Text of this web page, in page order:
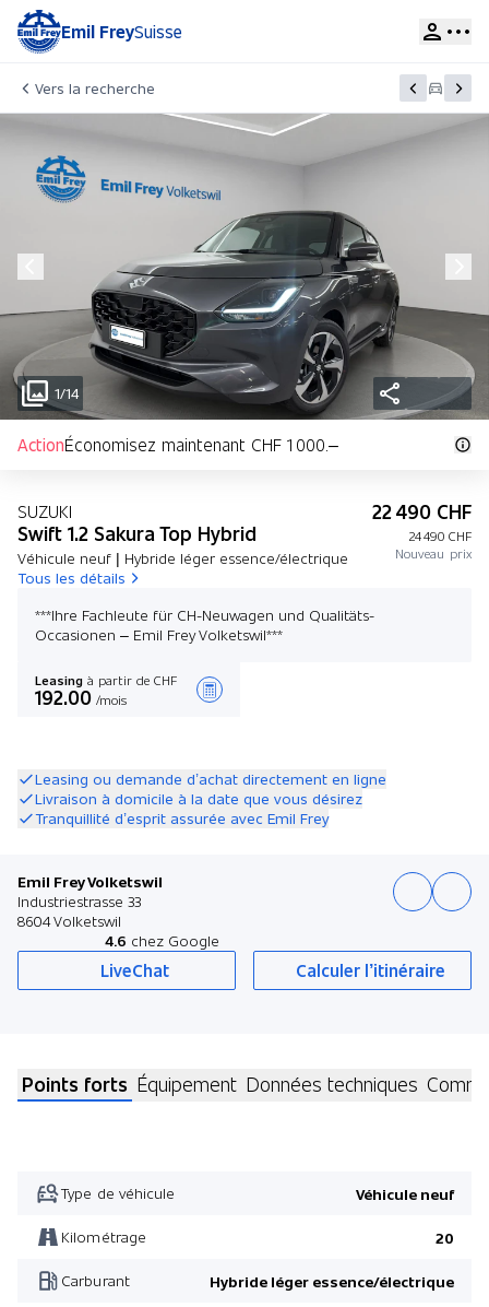
Emil FreySuisse
Vers la recherche
1/14
ActionÉconomisez maintenant CHF 1 000.–
SUZUKI
Swift 1.2 Sakura Top Hybrid
Véhicule neuf | Hybride léger essence/électrique
Tous les détails
22 490 CHF
24 490 CHF
Nouveau prix
***Ihre Fachleute für CH-Neuwagen und Qualitäts-
Occasionen – Emil Frey Volketswil***
Leasing à partir de CHF
192.00 /mois
Leasing ou demande d’achat directement en ligne
Livraison à domicile à la date que vous désirez
Tranquillité d’esprit assurée avec Emil Frey
Emil Frey Volketswil
Industriestrasse 33
8604 Volketswil
4.6 chez Google
LiveChat Calculer l’itinéraire
Points forts Équipement Données techniques
Type de véhicule Véhicule neuf
Kilométrage 20
Carburant Hybride léger essence/électrique